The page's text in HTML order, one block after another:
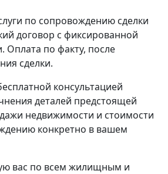
по сопровождению сделки
договор с фиксированной
Оплата по факту, после
сделки.
консультацией
деталей предстоящей
недвижимости и стоимости
конкретно в вашем
вас по всем жилищным и